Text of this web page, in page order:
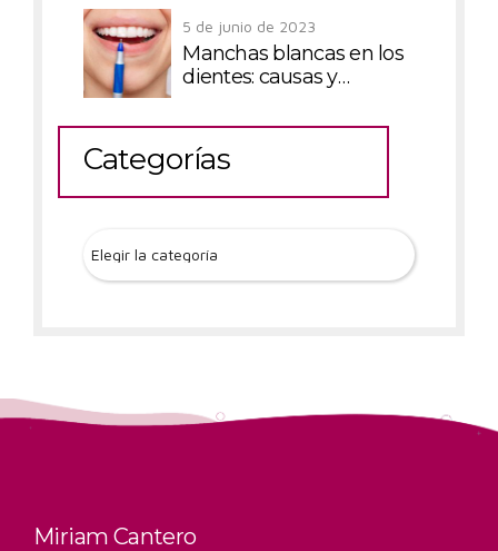
5 de junio de 2023
Manchas blancas en los
dientes: causas y
Categorías
Miriam Cantero